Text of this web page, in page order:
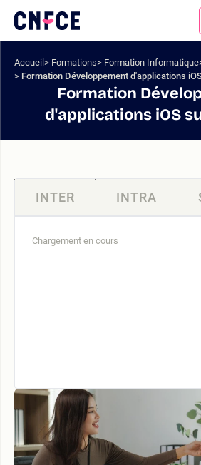
contenu
Logo
site
Accueil Formations Formation Informatique
Formation Développement d'applications
Formation
d'applications iOS
INTER INTRA